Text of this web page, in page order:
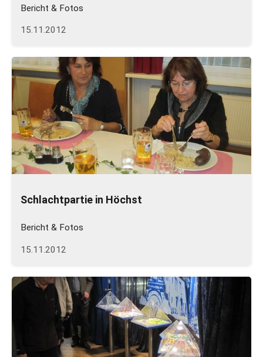
Bericht & Fotos
15.11.2012
Schlachtpartie in Höchst
Bericht & Fotos
15.11.2012